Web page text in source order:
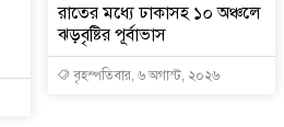
রাতের মধ্যে ঢাকাসহ ১০ অঞ্চলে
ঝড়বৃষ্টির পূর্বাভাস
বৃহস্পতিবার, ৬ অগাস্ট, ২০২৬